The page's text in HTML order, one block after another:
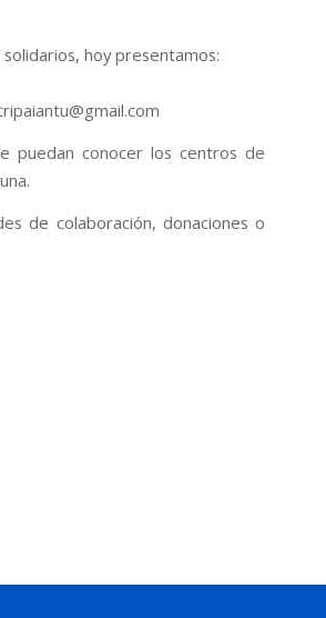
hoy presentamos:
puedan conocer los centros de
de colaboración, donaciones o